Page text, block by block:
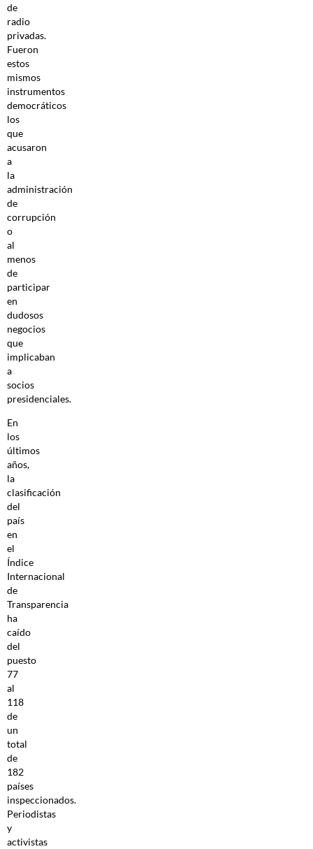
de
radio
privadas.
Fueron
estos
mismos
instrumentos
democráticos
los
que
acusaron
a
la
administración
de
corrupción
o
al
menos
de
participar
en
dudosos
negocios
que
implicaban
a
socios
presidenciales.
En
los
últimos
años,
la
clasificación
del
país
en
el
Índice
Internacional
de
Transparencia
ha
caído
del
puesto
77
al
118
de
un
total
de
182
países
inspeccionados.
Periodistas
y
activistas